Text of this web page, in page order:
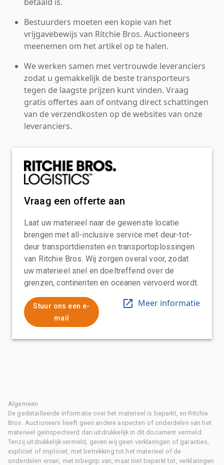
Bestuurders moeten een kopie van het
vrijgavebewijs van Ritchie Bros. Auctioneers
meenemen om het artikel op te halen.
We werken samen met vertrouwde leveranciers
zodat u gemakkelijk de beste transporteurs
tegen de laagste prijzen kunt vinden. Vraag
gratis offertes aan of ontvang direct schattingen
van de verzendkosten op de websites van onze
leveranciers.
Vraag een offerte aan
Laat uw materieel naar de gewenste locatie
brengen met all-inclusive service met deur-tot-
deur transportdiensten en transportoplossingen
van Ritchie Bros. Wij zorgen overal voor, zodat
uw materieel snel en doeltreffend over de
grenzen, continenten en oceanen vervoerd wordt.
Stuur ons een e-
mail
Meer informatie
Algemeen
De gedetailleerde informatie over het materieel is beperkt, en Ritchie
Bros. Auctioneers heeft geen andere aspecten of onderdelen van het
materieel geïnspecteerd dan uitdrukkelijk in dit document vermeld.
Tenzij uitdrukkelijk vermeld, geven wij geen verklaringen of garanties,
expliciet of impliciet, met betrekking tot het materieel of de
onderdelen ervan, met inbegrip van, maar niet beperkt tot, verklaringen